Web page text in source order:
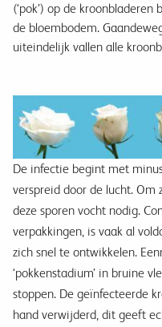
(‘pok’) op de
de bloembodem.
uiteindelijk vallen alle
De infectie begint met
verspreid door de lucht. Om
deze sporen vocht nodig.
verpakkingen, is vaak al
zich snel te ontwikkelen.
‘pokkenstadium’ in bruine
stoppen. De geïnfecteerde
hand verwijderd, dit geeft